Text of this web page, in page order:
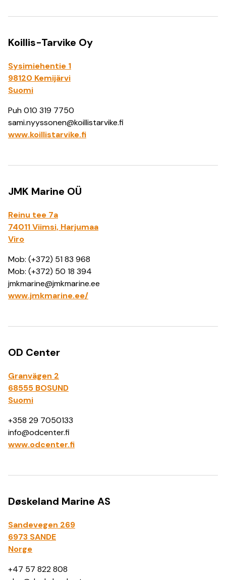
Koillis-Tarvike Oy
Sysimiehentie 1
98120 Kemijärvi
Suomi
Puh 010 319 7750
sami.nyyssonen@koillistarvike.fi
www.koillistarvike.fi
JMK Marine OÜ
Reinu tee 7a
74011 Viimsi, Harjumaa
Viro
Mob: (+372) 51 83 968
Mob: (+372) 50 18 394
jmkmarine@jmkmarine.ee
www.jmkmarine.ee/
OD Center
Granvägen 2
68555 BOSUND
Suomi
+358 29 7050133
info@odcenter.fi
www.odcenter.fi
Døskeland Marine AS
Sandevegen 269
6973 SANDE
Norge
+47 57 822 808